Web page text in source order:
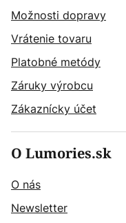
Možnosti dopravy
Vrátenie tovaru
Platobné metódy
Záruky výrobcu
Zákaznícky účet
O Lumories.sk
O nás
Newsletter